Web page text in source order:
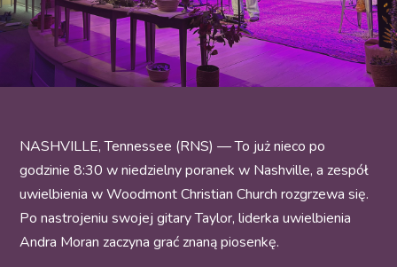
NASHVILLE, Tennessee (RNS) — To już nieco po
godzinie 8:30 w niedzielny poranek w Nashville, a zespół
uwielbienia w Woodmont Christian Church rozgrzewa się.
Po nastrojeniu swojej gitary Taylor, liderka uwielbienia
Andra Moran zaczyna grać znaną piosenkę.